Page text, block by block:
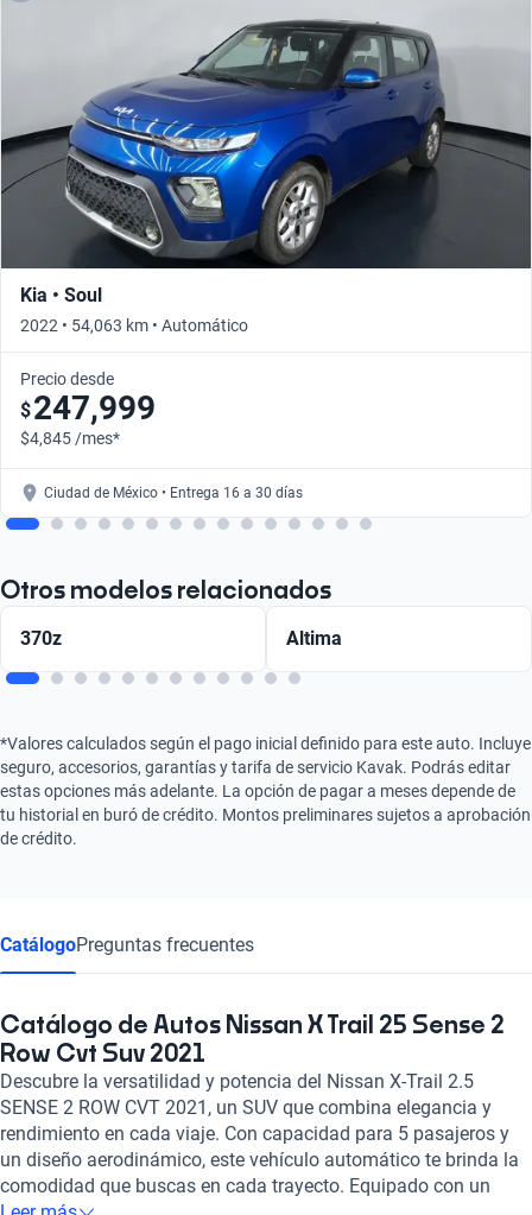
Kia • Soul
2022 • 54,063 km • Automático
Precio desde
$247,999
$4,845 /mes*
Ciudad de México • Entrega 16 a 30 días
Otros modelos relacionados
370z Altima
*Valores calculados según el pago inicial definido para este auto. Incluye
seguro, accesorios, garantías y tarifa de servicio Kavak. Podrás editar
estas opciones más adelante. La opción de pagar a meses depende de
tu historial en buró de crédito. Montos preliminares sujetos a aprobación
de crédito.
CatálogoPreguntas frecuentes
Catálogo de Autos Nissan X Trail 25 Sense 2
Row Cvt Suv 2021
Descubre la versatilidad y potencia del Nissan X-Trail 2.5
SENSE 2 ROW CVT 2021, un SUV que combina elegancia y
rendimiento en cada viaje. Con capacidad para 5 pasajeros y
un diseño aerodinámico, este vehículo automático te brinda la
comodidad que buscas en cada trayecto. Equipado con un